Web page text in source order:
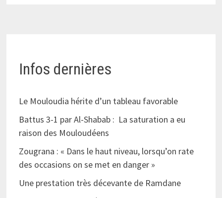
Infos dernières
Le Mouloudia hérite d’un tableau favorable
Battus 3-1 par Al-Shabab : La saturation a eu
raison des Mouloudéens
Zougrana : « Dans le haut niveau, lorsqu’on rate
des occasions on se met en danger »
Une prestation très décevante de Ramdane